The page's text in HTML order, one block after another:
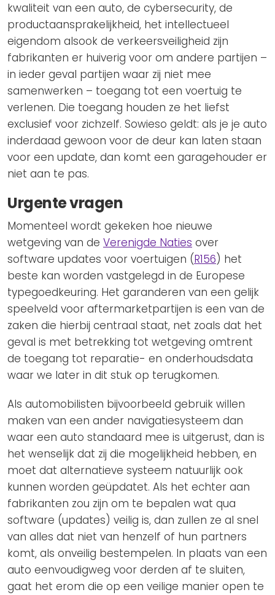
kwaliteit van een auto, de cybersecurity, de
productaansprakelijkheid, het intellectueel
eigendom alsook de verkeersveiligheid zijn
fabrikanten er huiverig voor om andere partijen –
in ieder geval partijen waar zij niet mee
samenwerken – toegang tot een voertuig te
verlenen. Die toegang houden ze het liefst
exclusief voor zichzelf. Sowieso geldt: als je je auto
inderdaad gewoon voor de deur kan laten staan
voor een update, dan komt een garagehouder er
niet aan te pas.
Urgente vragen
Momenteel wordt gekeken hoe nieuwe
wetgeving van de Verenigde Naties over
software updates voor voertuigen (R156) het
beste kan worden vastgelegd in de Europese
typegoedkeuring. Het garanderen van een gelijk
speelveld voor aftermarketpartijen is een van de
zaken die hierbij centraal staat, net zoals dat het
geval is met betrekking tot wetgeving omtrent
de toegang tot reparatie- en onderhoudsdata
waar we later in dit stuk op terugkomen.
Als automobilisten bijvoorbeeld gebruik willen
maken van een ander navigatiesysteem dan
waar een auto standaard mee is uitgerust, dan is
het wenselijk dat zij die mogelijkheid hebben, en
moet dat alternatieve systeem natuurlijk ook
kunnen worden geüpdatet. Als het echter aan
fabrikanten zou zijn om te bepalen wat qua
software (updates) veilig is, dan zullen ze al snel
van alles dat niet van henzelf of hun partners
komt, als onveilig bestempelen. In plaats van een
auto eenvoudigweg voor derden af te sluiten,
gaat het erom die op een veilige manier open te